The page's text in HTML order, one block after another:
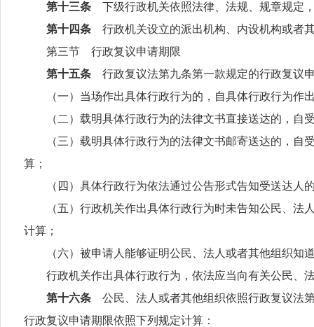
第十三条 下级行政机关依照法律、法规、规章规定
第十四条 行政机关设立的派出机构、内设机构或者
第三节 行政复议申请期限
第十五条 行政复议法第九条第一款规定的行政复议
（一）当场作出具体行政行为的，自具体行政行为作
（二）载明具体行政行为的法律文书直接送达的，自
（三）载明具体行政行为的法律文书邮寄送达的，自受
算；
（四）具体行政行为依法通过公告形式告知受送达人
（五）行政机关作出具体行政行为时未告知公民、法人
计算；
（六）被申请人能够证明公民、法人或者其他组织知
行政机关作出具体行政行为，依法应当向有关公民、法
第十六条 公民、法人或者其他组织依照行政复议法
行政复议申请期限依照下列规定计算：